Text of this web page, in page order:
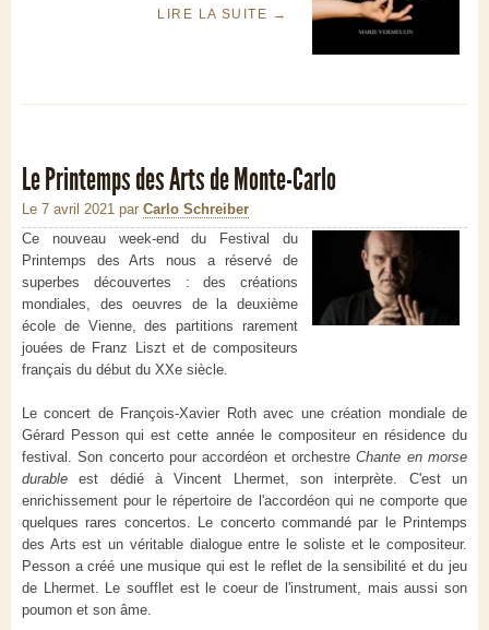
LIRE LA SUITE →
Le Printemps des Arts de Monte-Carlo
Le 7 avril 2021 par Carlo Schreiber
Ce nouveau week-end du Festival du
Printemps des Arts nous a réservé de
superbes découvertes : des créations
mondiales, des oeuvres de la deuxième
école de Vienne, des partitions rarement
jouées de Franz Liszt et de compositeurs
français du début du XXe siècle.
Le concert de François-Xavier Roth avec une création mondiale de
Gérard Pesson qui est cette année le compositeur en résidence du
festival. Son concerto pour accordéon et orchestreChante en morse
durable est dédié à Vincent Lhermet, son interprète. C'est un
enrichissement pour le répertoire de l'accordéon qui ne comporte que
quelques rares concertos. Le concerto commandé par le Printemps
des Arts est un véritable dialogue entre le soliste et le compositeur.
Pesson a créé une musique qui est le reflet de la sensibilité et du jeu
de Lhermet. Le soufflet est le coeur de l'instrument, mais aussi son
poumon et son âme.